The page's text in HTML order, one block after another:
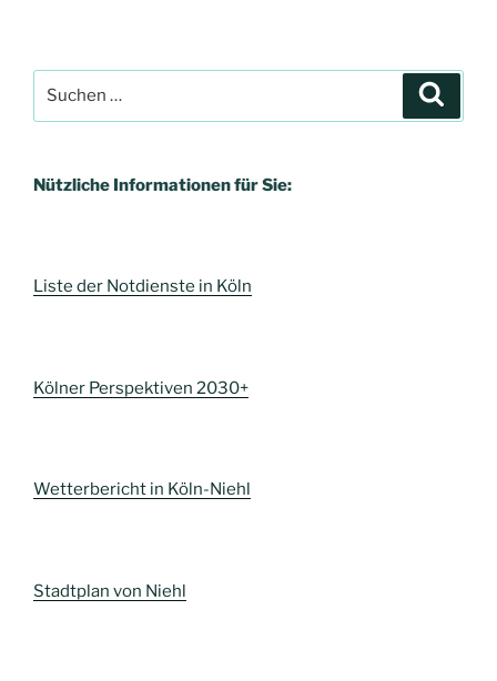
nach:
Nützliche Informationen für Sie:
Liste der Notdienste in Köln
Kölner Perspektiven 2030+
Wetterbericht in Köln-Niehl
Stadtplan von Niehl